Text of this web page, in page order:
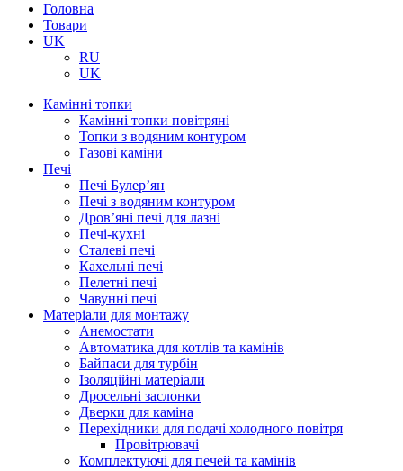
Головна
Товари
UK
RU
UK
Камінні топки
Камінні топки повітряні
Топки з водяним контуром
Газові каміни
Печі
Печі Булер’ян
Печі з водяним контуром
Дров’яні печі для лазні
Печі-кухні
Сталеві печі
Кахельні печі
Пелетні печі
Чавунні печі
Матеріали для монтажу
Анемостати
Автоматика для котлів та камінів
Байпаси для турбін
Ізоляційні матеріали
Дросельні заслонки
Дверки для каміна
Перехідники для подачі холодного повітря
Провітрювачі
Комплектуючі для печей та камінів